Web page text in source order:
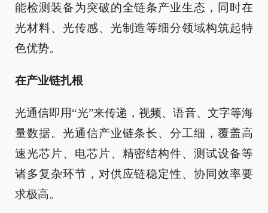
能检测装备为突破的全链条产业生态，同时在
光材料、光传感、光制造等细分领域构筑起特
色优势。
在产业链扎根
光通信即用“光”来传递，视频、语音、文字等海
量数据。光通信产业链条长、分工细，覆盖高
速光芯片、电芯片、精密结构件、测试设备等
诸多复杂环节，对供应链稳定性、协同效率要
求极高。